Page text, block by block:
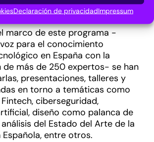
Declaración de privacidadImpressum
otras.
marco de este programa -
para el conocimiento
en España con la
más de 250 expertos- se han
presentaciones, talleres y
en torno a temáticas como
ciberseguridad,
diseño como palanca de
del Estado del Arte de la
entre otros.